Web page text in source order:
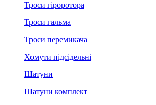
Троси гіроротора
Троси гальма
Троси перемикача
Хомути підсідельні
Шатуни
Шатуни комплект